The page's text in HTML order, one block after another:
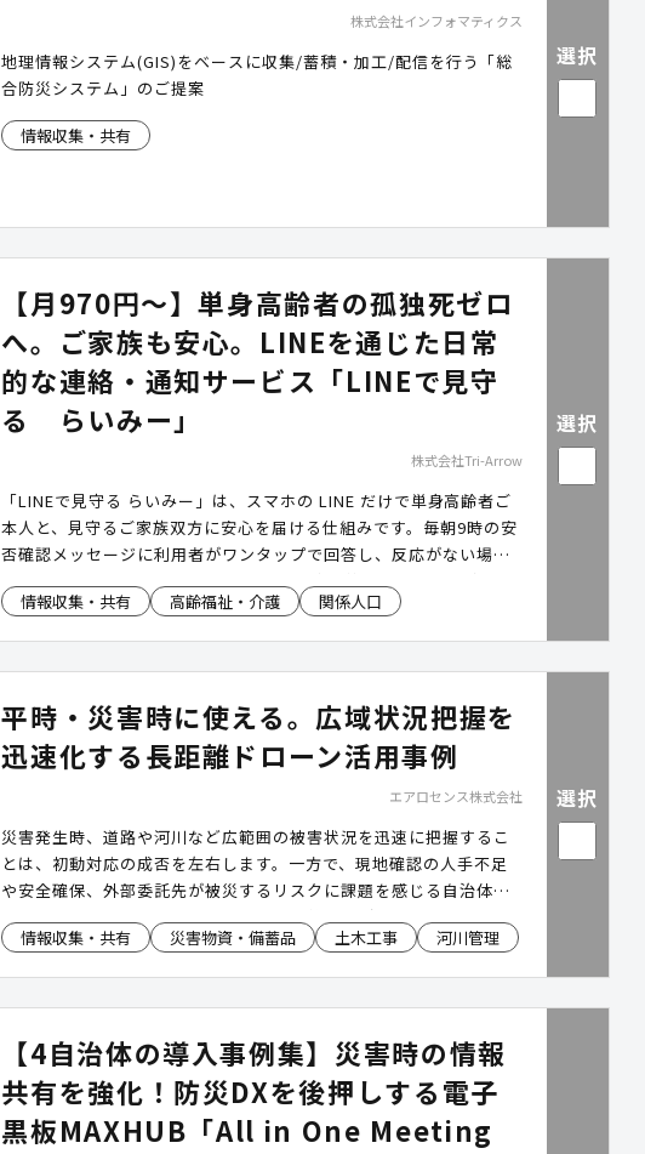
株式会社インフォマティクス
地理情報システム(GIS)をベースに収集/蓄積・加工/配信を行う「総
合防災システム」のご提案
情報収集・共有
選択
【月970円～】単身高齢者の孤独死ゼロ
へ。ご家族も安心。LINEを通じた日常
的な連絡・通知サービス「LINEで見守
る らいみー」
株式会社Tri-Arrow
「LINEで見守る らいみー」は、スマホの LINE だけで単身高齢者ご
本人と、見守るご家族双方に安心を届ける仕組みです。毎朝9時の安
否確認メッセージに利用者がワンタップで回答し、反応がない場合
は19時・翌朝9時と自動再通知。3回目も未応答なら自動音声確認→
見守り登録者(最大2名)へ即時LINE通知が送られます。Wi‐Fiや特別
情報収集・共有 高齢福祉・介護 関係人口
選択
平時・災害時に使える。広域状況把握を
迅速化する長距離ドローン活用事例
エアロセンス株式会社
災害発生時、道路や河川など広範囲の被害状況を迅速に把握するこ
とは、初動対応の成否を左右します。一方で、現地確認の人手不足
や安全確保、外部委託先が被災するリスクに課題を感じる自治体も
少なくありません。本サービスは、長距離飛行が可能なドローン
と、撮影後の解析を支援する仕組みにより、職員による自主運用体
情報収集・共有 災害物資・備蓄品 土木工事 河川管理
選択
【4自治体の導入事例集】災害時の情報
共有を強化！防災DXを後押しする電子
黒板MAXHUB「All in One Meeting